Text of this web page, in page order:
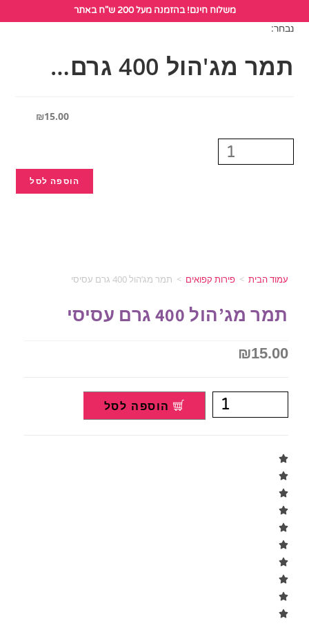
משלוח חינם! בהזמנה מעל 200 ש"ח באתר
נבחר:
תמר מג'הול 400 גרם…
₪15.00
הוספה לסל
עמוד הבית > פירות קפואים > תמר מג’הול 400 גרם עסיסי
תמר מג’הול 400 גרם עסיסי
₪15.00
הוספה לסל